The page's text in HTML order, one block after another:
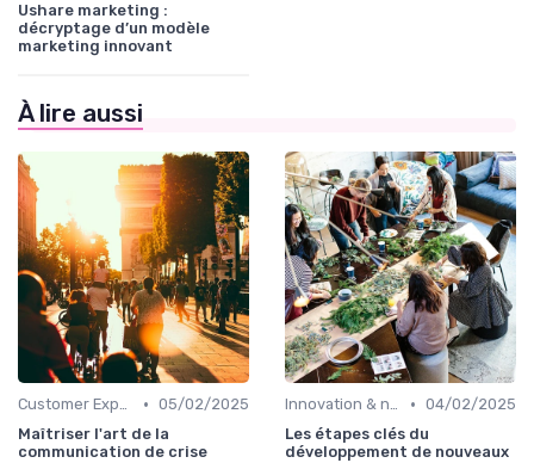
Ushare marketing :
décryptage d’un modèle
marketing innovant
À lire aussi
Customer Experience & parcours client • 05/02/2025
Maîtriser l'art de la
communication de crise
Innovation & nouveaux leviers marketing • 04/02/2025
Les étapes clés du
développement de nouveaux